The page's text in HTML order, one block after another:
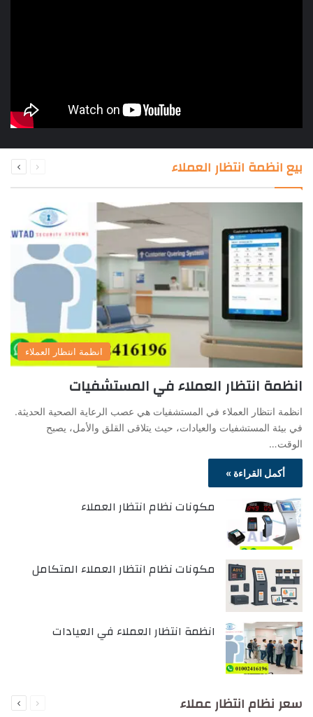
بيع انظمة انتظار العملاء
الصفحة
انظمة انتظار العملاء
انظمة انتظار العملاء في المستشفيات
انظمة انتظار العملاء في المستشفيات هي عصب الرعاية الصحية الحديثة.
في بيئة المستشفيات والعيادات، حيث يتلاقى القلق والأمل، يصبح
الوقت…
أكمل القراءة »
مكونات نظام انتظار العملاء
مكونات نظام انتظار العملاء المتكامل
انظمة انتظار العملاء في العيادات
سعر نظام انتظار عملاء
الصفحة